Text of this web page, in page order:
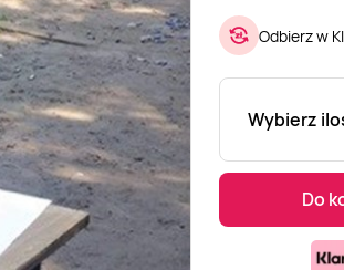
Odbierz w
Wybierz
Do